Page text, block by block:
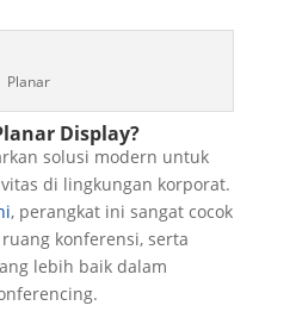
Planar
Display?
solusi modern untuk
di lingkungan korporat.
, perangkat ini sangat cocok
konferensi, serta
lebih baik dalam